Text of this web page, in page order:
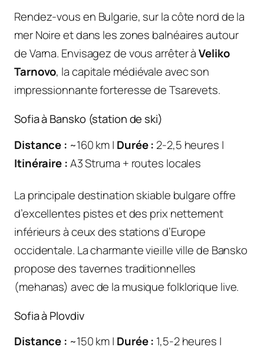
Rendez-vous en Bulgarie, sur la côte nord de la
mer Noire et dans les zones balnéaires autour
de Varna. Envisagez de vous arrêter àVeliko
Tarnovo, la capitale médiévale avec son
impressionnante forteresse de Tsarevets.
Sofia à Bansko (station de ski)
Distance : ~160 km | Durée : 2-2,5 heures |
Itinéraire :A3 Struma + routes locales
La principale destination skiable bulgare offre
d’excellentes pistes et des prix nettement
inférieurs à ceux des stations d’Europe
occidentale. La charmante vieille ville de Bansko
propose des tavernes traditionnelles
(mehanas) avec de la musique folklorique live.
Sofia à Plovdiv
Distance : ~150 km | Durée : 1,5-2 heures |